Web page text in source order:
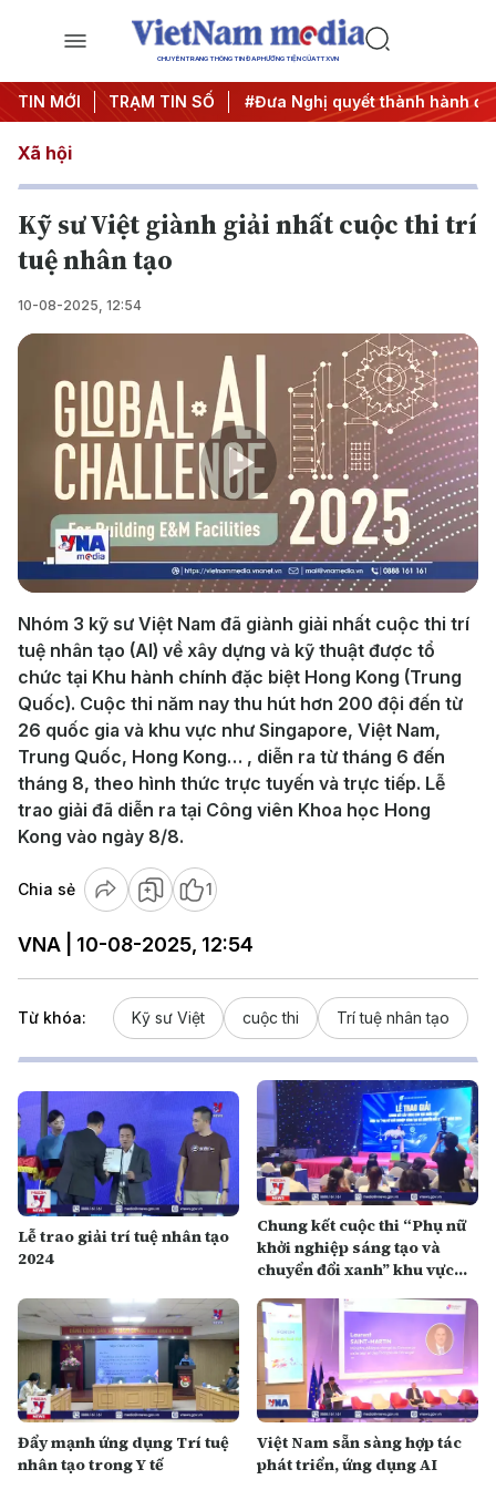
CHUYÊN TRANG THÔNG TIN ĐA PHƯƠNG TIỆN CỦA TTXVN
TIN MỚI TRẠM TIN SỐ
ương 3 #APEC 2027 #Đưa Nghị quyết thành hành
Xã hội
Kỹ sư Việt giành giải nhất cuộc thi trí
tuệ nhân tạo
10-08-2025, 12:54
Play
Video
Nhóm 3 kỹ sư Việt Nam đã giành giải nhất cuộc thi trí
tuệ nhân tạo (AI) về xây dựng và kỹ thuật được tổ
chức tại Khu hành chính đặc biệt Hong Kong (Trung
Quốc). Cuộc thi năm nay thu hút hơn 200 đội đến từ
26 quốc gia và khu vực như Singapore, Việt Nam,
Trung Quốc, Hong Kong… , diễn ra từ tháng 6 đến
tháng 8, theo hình thức trực tuyến và trực tiếp. Lễ
trao giải đã diễn ra tại Công viên Khoa học Hong
Kong vào ngày 8/8.
Chia sẻ 1
VNA | 10-08-2025, 12:54
Từ khóa: Kỹ sư Việt cuộc thi Trí tuệ nhân tạo
Lễ trao giải trí tuệ nhân tạo
2024
Chung kết cuộc thi “Phụ nữ
khởi nghiệp sáng tạo và
chuyển đổi xanh” khu vực
Đẩy mạnh ứng dụng Trí tuệ
nhân tạo trong Y tế
Việt Nam sẵn sàng hợp tác
phát triển, ứng dụng AI